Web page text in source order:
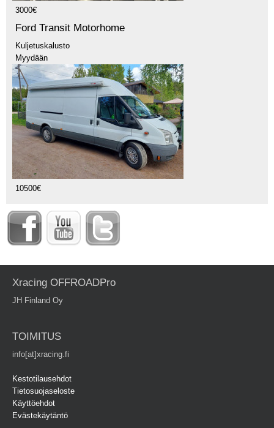
3000€
Ford Transit Motorhome
Kuljetuskalusto
Myydään
10500€
Xracing OFFROADPro
JH Finland Oy
TOIMITUS
info[at]xracing.fi
Kestotilausehdot
Tietosuojaseloste
Käyttöehdot
Evästekäytäntö